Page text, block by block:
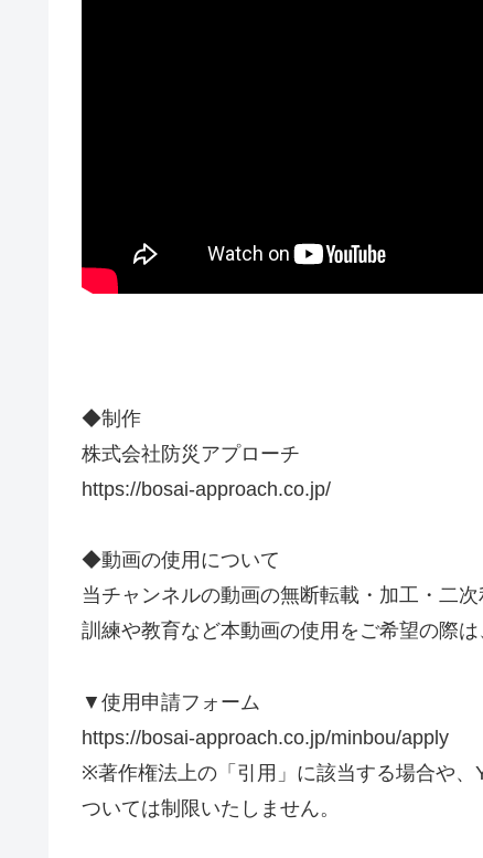
◆制作
株式会社防災アプローチ
https://bosai-approach.co.jp/
◆動画の使用について
当チャンネルの動画の無断転載・加工・二
訓練や教育など本動画の使用をご希望の際
▼使用申請フォーム
https://bosai-approach.co.jp/minbou/apply
※著作権法上の「引用」に該当する場合や
ついては制限いたしません。